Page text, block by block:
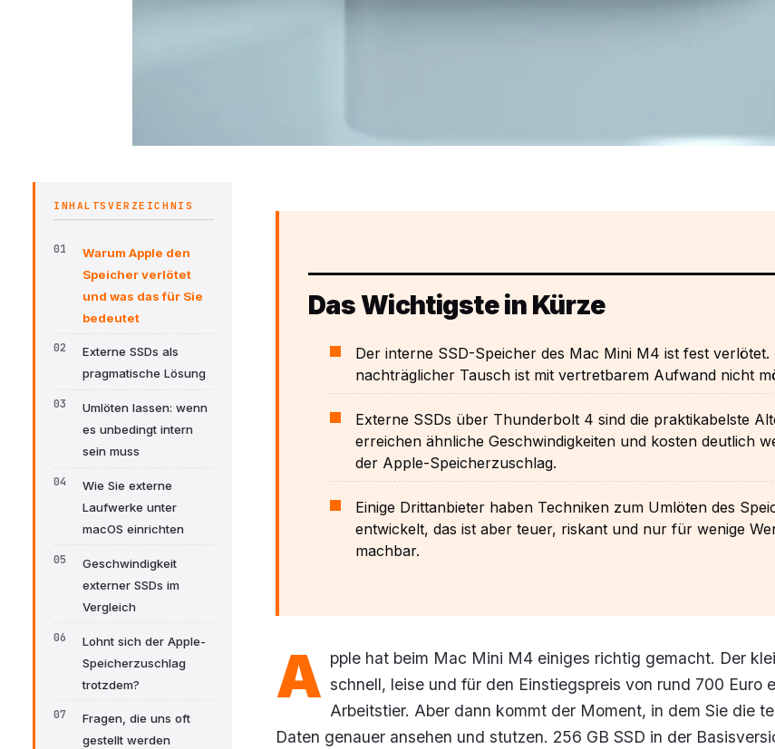
INHALTSVERZEICHNIS
Warum Apple den
Speicher verlötet
und was das für Sie
bedeutet
Externe SSDs als
pragmatische Lösung
Umlöten lassen: wenn
es unbedingt intern
sein muss
Wie Sie externe
Laufwerke unter
macOS einrichten
Geschwindigkeit
externer SSDs im
Vergleich
Lohnt sich der Apple-
Speicherzuschlag
trotzdem?
Fragen, die uns oft
gestellt werden
Das Wichtigste in Kürze
Der interne SSD-Speicher des Mac Mini M4 ist fest verlötet.
nachträglicher Tausch ist mit vertretbarem Aufwand nicht
Externe SSDs über Thunderbolt 4 sind die praktikabelste
erreichen ähnliche Geschwindigkeiten und kosten deutlich
der Apple-Speicherzuschlag.
Einige Drittanbieter haben Techniken zum Umlöten des
entwickelt, das ist aber teuer, riskant und nur für wenige
machbar.
A pple hat beim Mac Mini M4 einiges richtig gemacht. Der
schnell, leise und für den Einstiegspreis von rund 700 Euro
Arbeitstier. Aber dann kommt der Moment, in dem Sie die
Daten genauer ansehen und stutzen. 256 GB SSD in der